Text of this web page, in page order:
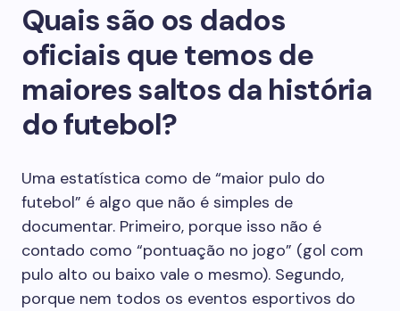
Quais são os dados
oficiais que temos de
maiores saltos da história
do futebol?
Uma estatística como de “maior pulo do
futebol” é algo que não é simples de
documentar. Primeiro, porque isso não é
contado como “pontuação no jogo” (gol com
pulo alto ou baixo vale o mesmo). Segundo,
porque nem todos os eventos esportivos do